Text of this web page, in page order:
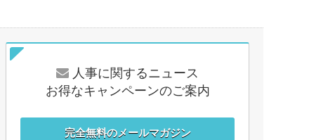
人事に関するニュース
お得なキャンペーンのご案内
完全無料のメールマガジン